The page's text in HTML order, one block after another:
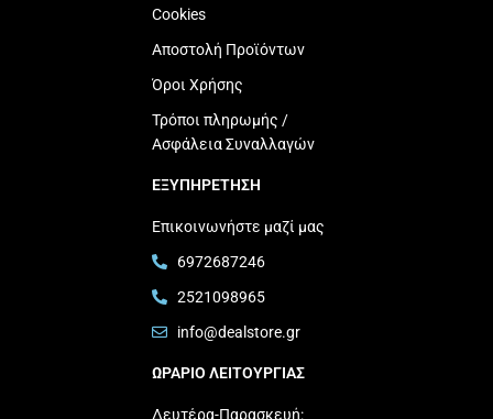
Cookies
Αποστολή Προϊόντων
Όροι Χρήσης
Τρόποι πληρωμής /
Ασφάλεια Συναλλαγών
ΕΞΥΠΗΡΕΤΗΣΗ
Επικοινωνήστε μαζί μας
6972687246
2521098965
info@dealstore.gr
ΩΡΑΡΙΟ ΛΕΙΤΟΥΡΓΙΑΣ​
Δευτέρα-Παρασκευή: